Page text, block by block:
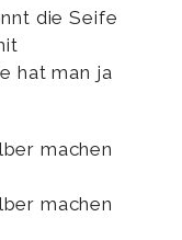
die Seife
hat man ja